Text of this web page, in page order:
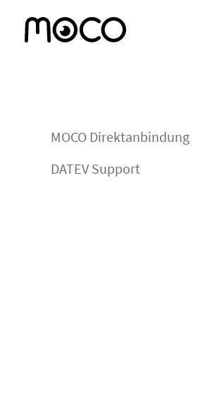
MOCO Direktanbindung
DATEV Support